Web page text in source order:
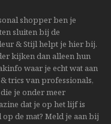
shopper ben je
sluiten bij de
& Stijl helpt je hier bij.
kijken dan alleen hun
waar je echt wat aan
trics van professionals,
je onder meer
dat je op het lijf is
de mat? Meld je aan bij